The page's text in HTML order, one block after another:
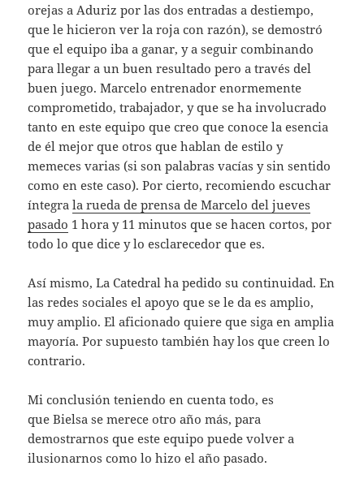
orejas a Aduriz por las dos entradas a destiempo,
que le hicieron ver la roja con razón), se demostró
que el equipo iba a ganar, y a seguir combinando
para llegar a un buen resultado pero a través del
buen juego. Marcelo entrenador enormemente
comprometido, trabajador, y que se ha involucrado
tanto en este equipo que creo que conoce la esencia
de él mejor que otros que hablan de estilo y
memeces varias (si son palabras vacías y sin sentido
como en este caso). Por cierto, recomiendo escuchar
íntegrala rueda de prensa de Marcelo del jueves
pasado 1 hora y 11 minutos que se hacen cortos, por
todo lo que dice y lo esclarecedor que es.
Así mismo, La Catedral ha pedido su continuidad. En
las redes sociales el apoyo que se le da es amplio,
muy amplio. El aficionado quiere que siga en amplia
mayoría. Por supuesto también hay los que creen lo
contrario.
Mi conclusión teniendo en cuenta todo, es
que Bielsa se merece otro año más, para
demostrarnos que este equipo puede volver a
ilusionarnos como lo hizo el año pasado.